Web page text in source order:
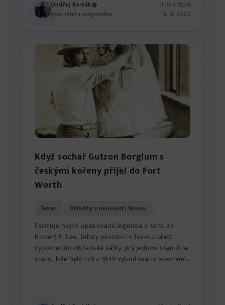
Ondřej Barták
podnikatel a programátor
11 min čtení
8. 6. 2026
Když sochař Gutzon Borglum s
českými kořeny přijel do Fort
Worth
Texas Příběhy z minulosti Texasu
Existuje hojně opakovaná legenda o tom, že
Robert E. Lee, tehdy působící v Texasu před
vypuknutím občanské války, prý jednou stanul na
srázu, kde bylo roku 1849 vybudováno opevnění,